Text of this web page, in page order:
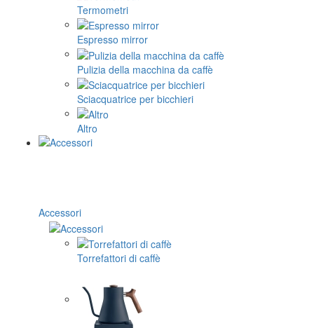
Termometri
Espresso mirror
Pulizia della macchina da caffè
Sciacquatrice per bicchieri
Altro
Accessori
Torrefattori di caffè